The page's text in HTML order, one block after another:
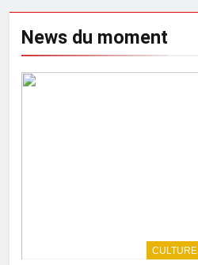
News du moment
CULTURE